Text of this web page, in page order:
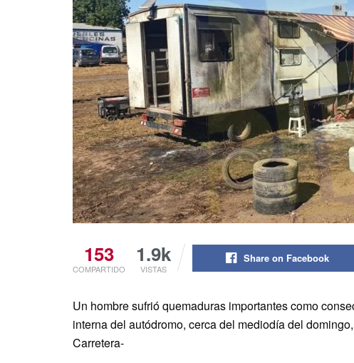
153
COMPARTIDO
1.9k
VISTAS
Share on Facebook
Un hombre sufrió quemaduras importantes como
interna del autódromo, cerca del mediodía del
Carretera-